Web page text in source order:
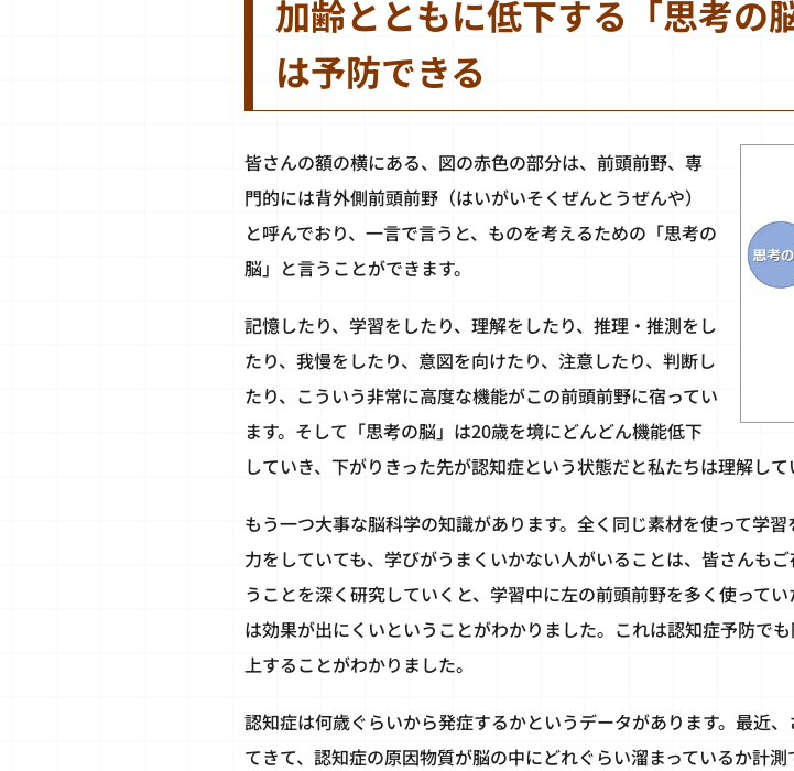
加齢とともに低下する「思考の
は予防できる
皆さんの額の横にある、図の赤色の部分は、前頭前野、専
門的には背外側前頭前野（はいがいそくぜんとうぜんや）
と呼んでおり、一言で言うと、ものを考えるための「思考の
脳」と言うことができます。
記憶したり、学習をしたり、理解をしたり、推理・推測をし
たり、我慢をしたり、意図を向けたり、注意したり、判断し
たり、こういう非常に高度な機能がこの前頭前野に宿ってい
ます。そして「思考の脳」は20歳を境にどんどん機能低下
していき、下がりきった先が認知症という状態だと私たちは理解して
もう一つ大事な脳科学の知識があります。全く同じ素材を使って学
力をしていても、学びがうまくいかない人がいることは、皆さんも
うことを深く研究していくと、学習中に左の前頭前野を多く使って
は効果が出にくいということがわかりました。これは認知症予防で
上することがわかりました。
認知症は何歳ぐらいから発症するかというデータがあります。最近
てきて、認知症の原因物質が脳の中にどれぐらい溜まっているか計